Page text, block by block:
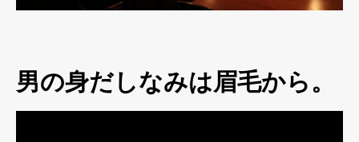
男の身だしなみは眉毛から。